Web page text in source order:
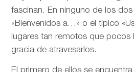
fascinan. En ninguno de los
«Bienvenidos a…» o el típico
lugares tan remotos que pocos
gracia de atravesarlos.